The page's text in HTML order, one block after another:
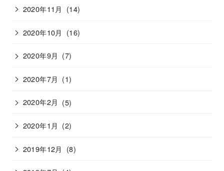
2020年11月 (14)
2020年10月 (16)
2020年9月 (7)
2020年7月 (1)
2020年2月 (5)
2020年1月 (2)
2019年12月 (8)